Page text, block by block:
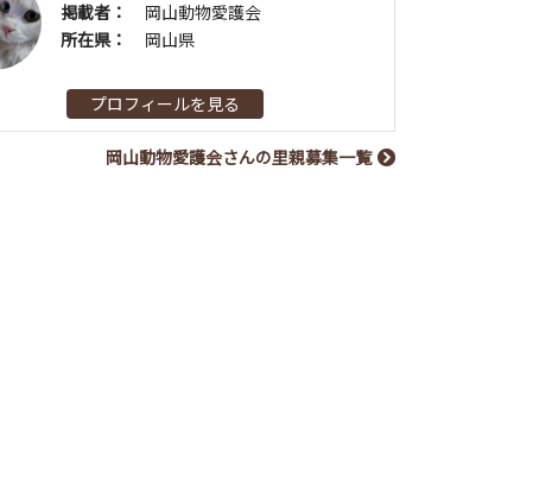
掲載者：
岡山動物愛護会
所在県：
岡山県
プロフィールを見る
岡山動物愛護会さんの里親募集一覧